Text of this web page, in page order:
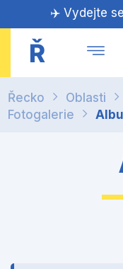
✈️ Vydejte
Ř
Řecko Oblasti
Fotogalerie